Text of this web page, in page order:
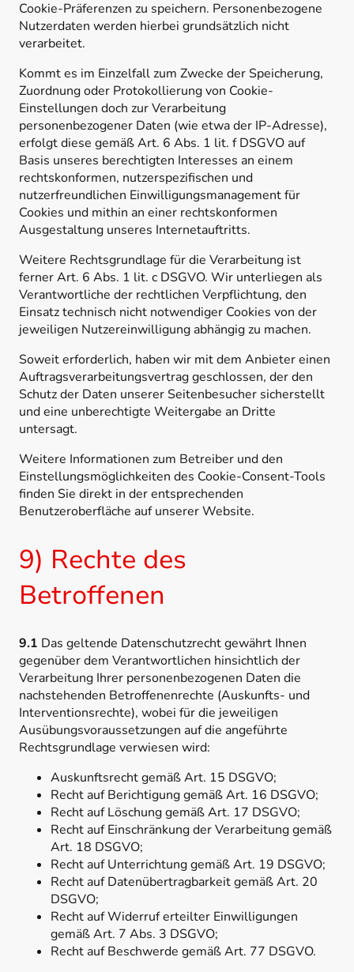
Cookie-Präferenzen zu speichern. Personenbezogene
Nutzerdaten werden hierbei grundsätzlich nicht
verarbeitet.
Kommt es im Einzelfall zum Zwecke der Speicherung,
Zuordnung oder Protokollierung von Cookie-
Einstellungen doch zur Verarbeitung
personenbezogener Daten (wie etwa der IP-Adresse),
erfolgt diese gemäß Art. 6 Abs. 1 lit. f DSGVO auf
Basis unseres berechtigten Interesses an einem
rechtskonformen, nutzerspezifischen und
nutzerfreundlichen Einwilligungsmanagement für
Cookies und mithin an einer rechtskonformen
Ausgestaltung unseres Internetauftritts.
Weitere Rechtsgrundlage für die Verarbeitung ist
ferner Art. 6 Abs. 1 lit. c DSGVO. Wir unterliegen als
Verantwortliche der rechtlichen Verpflichtung, den
Einsatz technisch nicht notwendiger Cookies von der
jeweiligen Nutzereinwilligung abhängig zu machen.
Soweit erforderlich, haben wir mit dem Anbieter einen
Auftragsverarbeitungsvertrag geschlossen, der den
Schutz der Daten unserer Seitenbesucher sicherstellt
und eine unberechtigte Weitergabe an Dritte
untersagt.
Weitere Informationen zum Betreiber und den
Einstellungsmöglichkeiten des Cookie-Consent-Tools
finden Sie direkt in der entsprechenden
Benutzeroberfläche auf unserer Website.
9) Rechte des
Betroffenen
9.1 Das geltende Datenschutzrecht gewährt Ihnen
gegenüber dem Verantwortlichen hinsichtlich der
Verarbeitung Ihrer personenbezogenen Daten die
nachstehenden Betroffenenrechte (Auskunfts- und
Interventionsrechte), wobei für die jeweiligen
Ausübungsvoraussetzungen auf die angeführte
Rechtsgrundlage verwiesen wird:
Auskunftsrecht gemäß Art. 15 DSGVO;
Recht auf Berichtigung gemäß Art. 16 DSGVO;
Recht auf Löschung gemäß Art. 17 DSGVO;
Recht auf Einschränkung der Verarbeitung gemäß
Art. 18 DSGVO;
Recht auf Unterrichtung gemäß Art. 19 DSGVO;
Recht auf Datenübertragbarkeit gemäß Art. 20
DSGVO;
Recht auf Widerruf erteilter Einwilligungen
gemäß Art. 7 Abs. 3 DSGVO;
Recht auf Beschwerde gemäß Art. 77 DSGVO.